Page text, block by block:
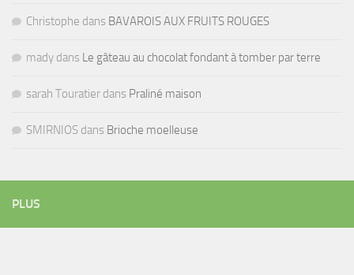
Christophe dans BAVAROIS AUX FRUITS ROUGES
mady dans Le gâteau au chocolat fondant à tomber par terre
sarah Touratier dans Praliné maison
SMIRNIOS dans Brioche moelleuse
PLUS